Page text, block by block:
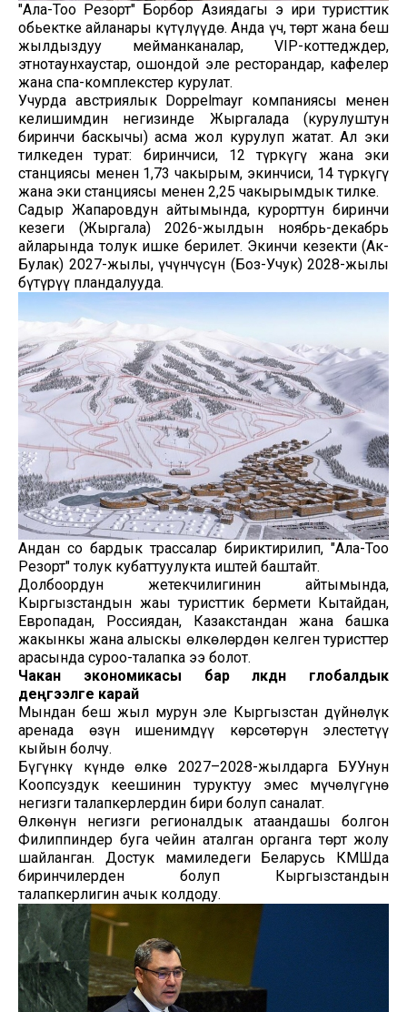
"Ала-Тоо Резорт" Борбор Азиядагы эң ири туристтик
обьектке айланары күтүлүүдө. Анда үч, төрт жана беш
жылдыздуу мейманканалар, VIP-коттедждер,
этнотаунхаустар, ошондой эле ресторандар, кафелер
жана спа-комплекстер курулат.
Учурда австриялык Doppelmayr компаниясы менен
келишимдин негизинде Жыргалаңда (курулуштун
биринчи баскычы) асма жол курулуп жатат. Ал эки
тилкеден турат: биринчиси, 12 түркүгү жана эки
станциясы менен 1,73 чакырым, экинчиси, 14 түркүгү
жана эки станциясы менен 2,25 чакырымдык тилке.
Садыр Жапаровдун айтымында, курорттун биринчи
кезеги (Жыргалаң) 2026-жылдын ноябрь-декабрь
айларында толук ишке берилет. Экинчи кезекти (Ак-
Булак) 2027-жылы, үчүнчүсүн (Боз-Учук) 2028-жылы
бүтүрүү пландалууда.
Андан соң бардык трассалар бириктирилип, "Ала-Тоо
Резорт" толук кубаттуулукта иштей баштайт.
Долбоордун жетекчилигинин айтымында,
Кыргызстандын жаңы туристтик бермети Кытайдан,
Европадан, Россиядан, Казакстандан жана башка
жакынкы жана алыскы өлкөлөрдөн келген туристтер
арасында суроо-талапка ээ болот.
Чакан экономикасы бар өлкөдөн глобалдык
деңгээлге карай
Мындан беш жыл мурун эле Кыргызстан дүйнөлүк
аренада өзүн ишенимдүү көрсөтөрүн элестетүү
кыйын болчу.
Бүгүнкү күндө өлкө 2027–2028-жылдарга БУУнун
Коопсуздук кеңешинин туруктуу эмес мүчөлүгүнө
негизги талапкерлердин бири болуп саналат.
Өлкөнүн негизги регионалдык атаандашы болгон
Филиппиндер буга чейин аталган органга төрт жолу
шайланган. Достук мамиледеги Беларусь КМШда
биринчилерден болуп Кыргызстандын
талапкерлигин ачык колдоду.